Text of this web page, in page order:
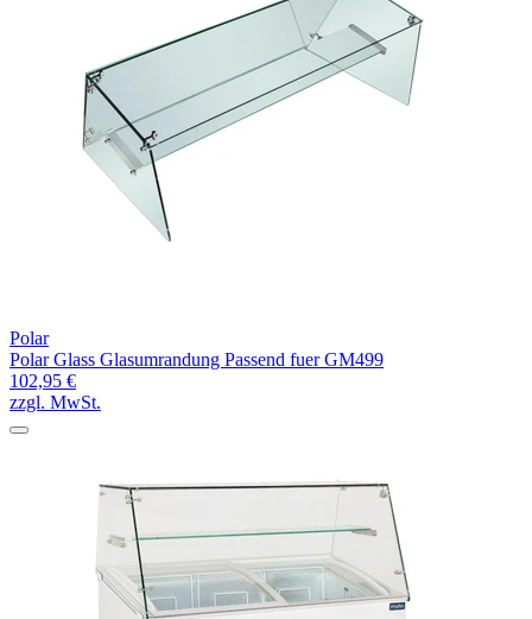
Polar
Polar Glass Glasumrandung Passend fuer GM499
102,95 €
zzgl. MwSt.